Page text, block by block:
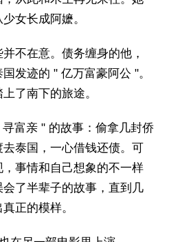
女长成阿嬷。
不在意。债务缠身的他，
发迹的 " 亿万富豪阿公 "。
了南下的旅途。
富亲 " 的故事：偷拿几封侨
泰国，一心借钱还债。可
事情和自己想象的不一样
了半辈子的故事，直到几
正的模样。